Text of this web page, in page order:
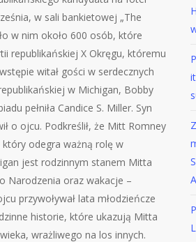
w sali bankietowej „The
w nim około 600 osób, które
republikańskiej X Okręgu, któremu
witał gości w serdecznych
w Michigan, Bobby
pełniła Candice S. Miller. Syn
o ojcu. Podkreślił, że Mitt Romney
który odegra ważną rolę w
jest rodzinnym stanem Mitta
Narodzenia oraz wakacje –
przywoływał lata młodzieńcze
historie, które ukazują Mitta
wrażliwego na los innych.